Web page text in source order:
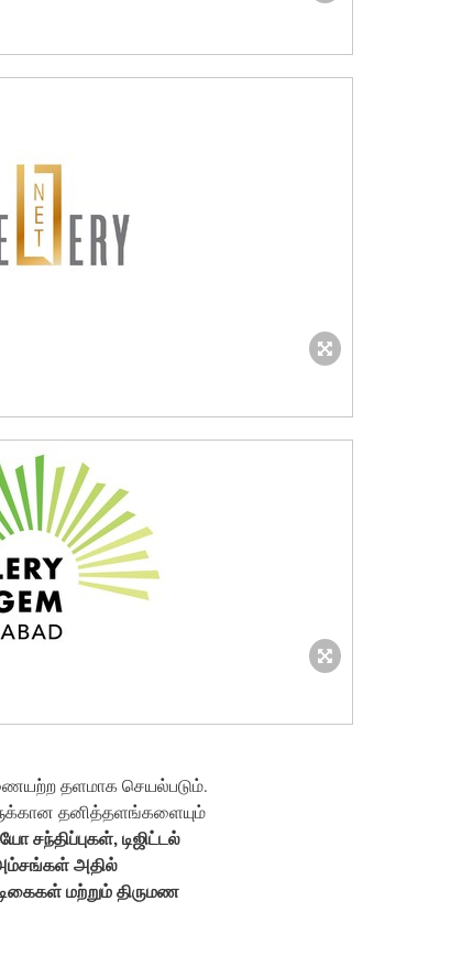
தளமாக செயல்படும்.
தனித்தளங்களையும்
டிஜிட்டல்
அம்சங்கள் அதில்
மற்றும் திருமண